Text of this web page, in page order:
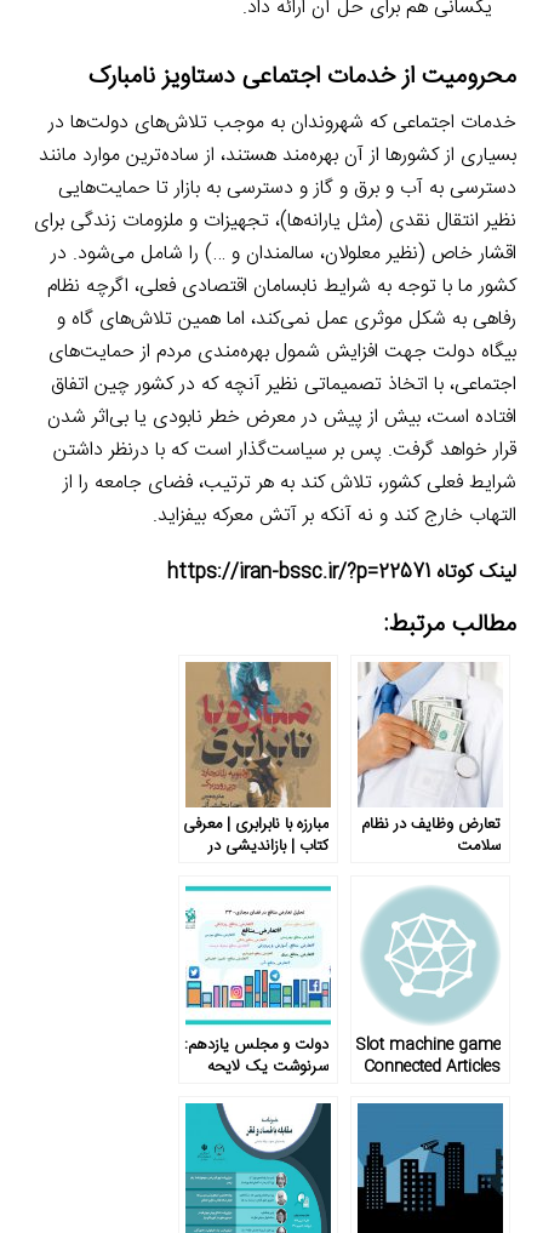
یکسانی هم برای حل آن ارائه داد.
محرومیت از خدمات اجتماعی دستاویز نامبارک
خدمات اجتماعی که شهروندان به موجب تلاش‌های دولت‌ها در
بسیاری از کشورها از آن بهره‌مند هستند، از ساده‌ترین موارد مانند
دسترسی به آب و برق و گاز و دسترسی به بازار تا حمایت‌هایی
نظیر انتقال نقدی (مثل یارانه‌ها)، تجهیزات و ملزومات زندگی برای
اقشار خاص (نظیر معلولان، سالمندان و …) را شامل می‌شود. در
کشور ما با توجه به شرایط نابسامان اقتصادی فعلی، اگرچه نظام
رفاهی به شکل موثری عمل نمی‌کند، اما همین تلاش‌های گاه و
بیگاه دولت جهت افزایش شمول بهره‌مندی مردم از حمایت‌های
اجتماعی، با اتخاذ تصمیماتی نظیر آنچه که در کشور چین اتفاق
افتاده است، بیش از پیش در معرض خطر نابودی یا بی‌اثر شدن
قرار خواهد گرفت. پس بر سیاست‌گذار است که با درنظر داشتن
شرایط فعلی کشور، تلاش کند به هر ترتیب، فضای جامعه را از
التهاب خارج کند و نه آنکه بر آتش معرکه بیفزاید.
لینک کوتاه https://iran-bssc.ir/?p=22571
مطالب مرتبط:
تعارض وظایف در نظام
سلامت
مبارزه با نابرابری | معرفی
کتاب | بازاندیشی در
Slot machine game
Connected Articles
دولت و مجلس یازدهم:
سرنوشت یک لایحه